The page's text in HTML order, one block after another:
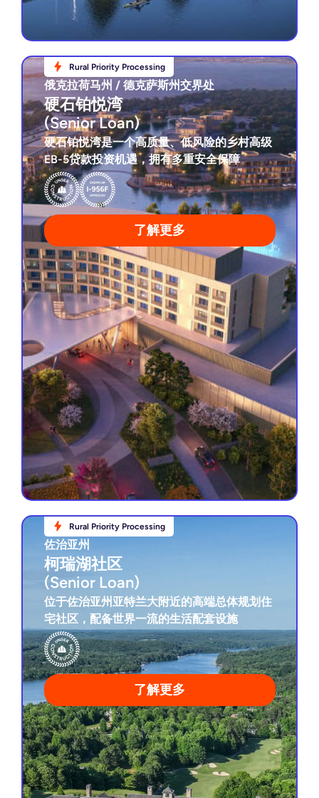
Rural Priority Processing
俄克拉荷马州 / 德克萨斯州交界处
硬石铂悦湾
(Senior Loan)
硬石铂悦湾是一个高质量、低风险的乡村高级
EB-5贷款投资机遇，拥有多重安全保障
了解更多
Rural Priority Processing
俄克拉荷马州 / 德克萨斯州交界处
硬石铂悦湾
(Senior Loan)
I-956F示范项目申请已获批
担保高级贷款
5年贷款期
已创造超过460个就业岗位
查看项目
Rural Priority Processing
佐治亚州
柯瑞湖社区
(Senior Loan)
位于佐治亚州亚特兰大附近的高端总体规划住
宅社区，配备世界一流的生活配套设施
了解更多
Rural Priority Processing
佐治亚州
柯瑞湖社区
(Senior Loan)
担保高级贷款
4年贷款期
项目建设中
屡获殊荣的高尔夫球场
查看项目